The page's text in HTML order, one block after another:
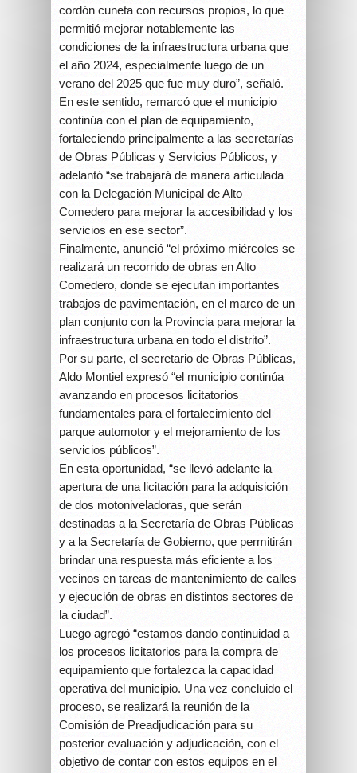
cordón cuneta con recursos propios, lo que
permitió mejorar notablemente las
condiciones de la infraestructura urbana que
el año 2024, especialmente luego de un
verano del 2025 que fue muy duro”, señaló.
En este sentido, remarcó que el municipio
continúa con el plan de equipamiento,
fortaleciendo principalmente a las secretarías
de Obras Públicas y Servicios Públicos, y
adelantó “se trabajará de manera articulada
con la Delegación Municipal de Alto
Comedero para mejorar la accesibilidad y los
servicios en ese sector”.
Finalmente, anunció “el próximo miércoles se
realizará un recorrido de obras en Alto
Comedero, donde se ejecutan importantes
trabajos de pavimentación, en el marco de un
plan conjunto con la Provincia para mejorar la
infraestructura urbana en todo el distrito”.
Por su parte, el secretario de Obras Públicas,
Aldo Montiel expresó “el municipio continúa
avanzando en procesos licitatorios
fundamentales para el fortalecimiento del
parque automotor y el mejoramiento de los
servicios públicos”.
En esta oportunidad, “se llevó adelante la
apertura de una licitación para la adquisición
de dos motoniveladoras, que serán
destinadas a la Secretaría de Obras Públicas
y a la Secretaría de Gobierno, que permitirán
brindar una respuesta más eficiente a los
vecinos en tareas de mantenimiento de calles
y ejecución de obras en distintos sectores de
la ciudad”.
Luego agregó “estamos dando continuidad a
los procesos licitatorios para la compra de
equipamiento que fortalezca la capacidad
operativa del municipio. Una vez concluido el
proceso, se realizará la reunión de la
Comisión de Preadjudicación para su
posterior evaluación y adjudicación, con el
objetivo de contar con estos equipos en el